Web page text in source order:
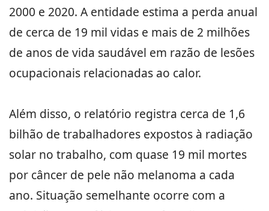
2000 e 2020. A entidade estima a perda anual
de cerca de 19 mil vidas e mais de 2 milhões
de anos de vida saudável em razão de lesões
ocupacionais relacionadas ao calor.
Além disso, o relatório registra cerca de 1,6
bilhão de trabalhadores expostos à radiação
solar no trabalho, com quase 19 mil mortes
por câncer de pele não melanoma a cada
ano. Situação semelhante ocorre com a